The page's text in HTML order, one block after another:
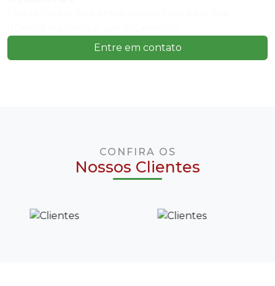
Entre em contato
CONFIRA OS
Nossos Clientes